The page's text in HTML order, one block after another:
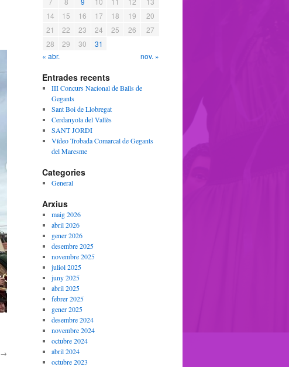
→
« abr. nov. »
14
15 16 17 18 19
20
21
22 23 24 25 26
27
28
29 30 31
Entrades recents
III Concurs Nacional de Balls de
Gegants
Sant Boi de Llobregat
Cerdanyola del Vallès
SANT JORDI
Vídeo Trobada Comarcal de Gegants
del Maresme
Categories
General
Arxius
maig 2026
abril 2026
gener 2026
desembre 2025
novembre 2025
juliol 2025
juny 2025
abril 2025
febrer 2025
gener 2025
desembre 2024
novembre 2024
octubre 2024
abril 2024
octubre 2023